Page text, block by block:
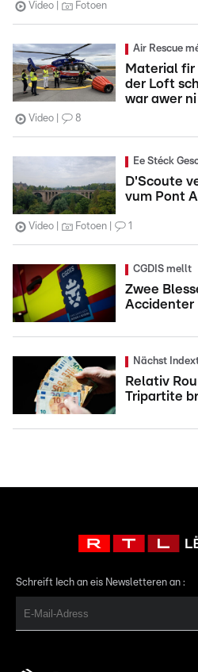
Video Fotoen
Air Rescue
Material fir
der Loft
war awer
Video 8
Ee Stéck
D'Scoute
vum Pont
Video Fotoen 1
CGDIS mellt
Zwee
Accidenter
Nächst
Relativ
Tripartite
Schreift Iech an eis Newsletteren an :